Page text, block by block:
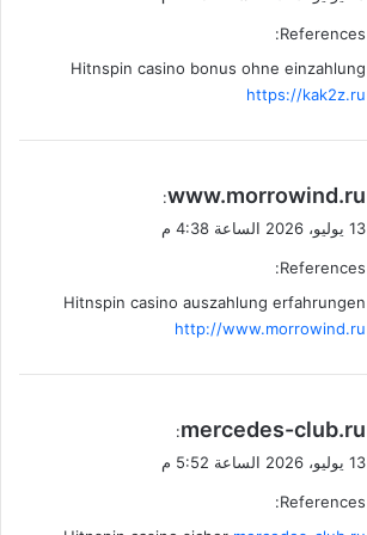
ل
References:
Hitnspin casino bonus ohne einzahlung
https://kak2z.ru
ي
ق
ل
www.morrowind.ru
:
13 يوليو، 2026 الساعة 4:38 م
References:
Hitnspin casino auszahlung erfahrungen
http://www.morrowind.ru
ي
ق
ل
mercedes-club.ru
:
13 يوليو، 2026 الساعة 5:52 م
References: